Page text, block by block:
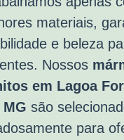
materiais,
e beleza
Nossos
em Lagoa
MG são
para